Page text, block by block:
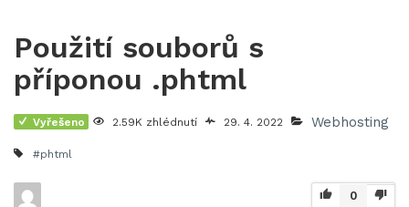
Použití souborů s
příponou .phtml
Vyřešeno 2.59K zhlédnutí 29. 4. 2022 Webhosting
#phtml
0